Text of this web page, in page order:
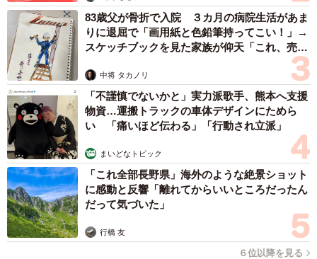
が商品を直接取りに行くことになります。
本店スタッフへの悪態は電話ですぐ伝わってしまった(C) ぼのこ
83歳父が骨折で入院 ３カ月の病院生活があま
りに退屈で「画用紙と色鉛筆持ってこい！」→
スケッチブックを見た家族が仰天「これ、売れ
中将 タカノリ
「不謹慎でないかと」実力派歌手、熊本へ支援
物資…運搬トラックの車体デザインにためら
い 「痛いほど伝わる」「行動され立派」
まいどなトピック
「これ全部長野県」海外のような絶景ショット
に感動と反響「離れてからいいところだったん
だって気づいた」
行橋 友
６位以降を見る